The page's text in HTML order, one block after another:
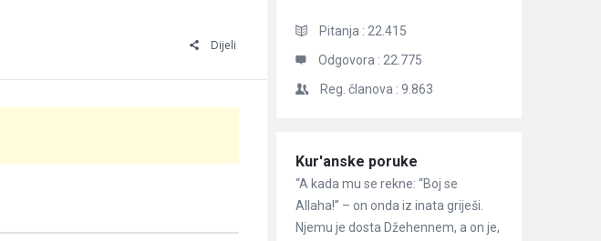
Dijeli
Pitanja : 22.415
Odgovora : 22.775
Reg. članova : 9.863
Članci
Kur'anske poruke
“A kada mu se rekne: “Boj se
Allaha!” – on onda iz inata griješi.
Njemu je dosta Džehennem, a on je,